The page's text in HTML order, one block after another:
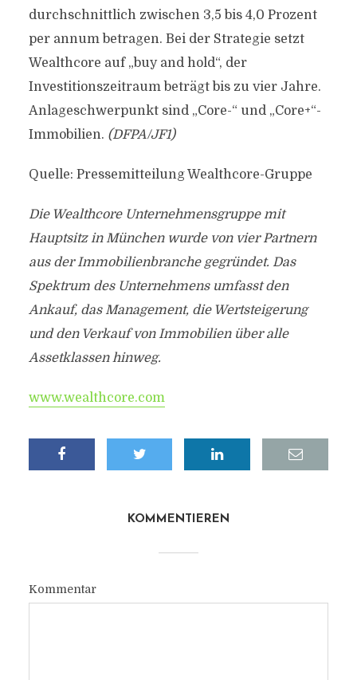
durchschnittlich zwischen 3,5 bis 4,0 Prozent
per annum betragen. Bei der Strategie setzt
Wealthcore auf „buy and hold“, der
Investitionszeitraum beträgt bis zu vier Jahre.
Anlageschwerpunkt sind „Core-“ und „Core+“-
Immobilien. (DFPA/JF1)
Quelle: Pressemitteilung Wealthcore-Gruppe
Die Wealthcore Unternehmensgruppe mit
Hauptsitz in München wurde von vier Partnern
aus der Immobilienbranche gegründet. Das
Spektrum des Unternehmens umfasst den
Ankauf, das Management, die Wertsteigerung
und den Verkauf von Immobilien über alle
Assetklassen hinweg.
www.wealthcore.com
KOMMENTIEREN
Kommentar